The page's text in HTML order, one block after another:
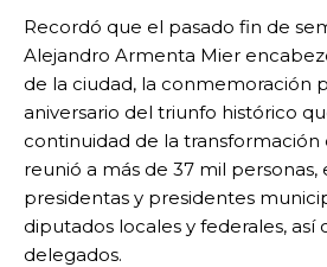
Recordó que el pasado fin de
Alejandro Armenta Mier
de la ciudad, la conmemoración
aniversario del triunfo histórico
continuidad de la transformación
reunió a más de 37 mil
presidentas y presidentes
diputados locales y federales, así
delegados.